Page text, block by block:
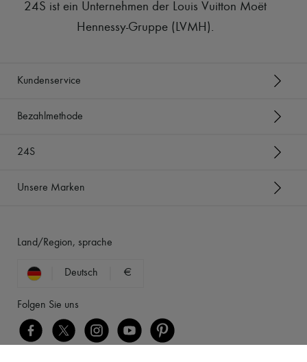
24S ist ein Unternehmen der Louis Vuitton Moët
Hennessy-Gruppe (LVMH).
Kundenservice
Bezahlmethode
24S
Unsere Marken
Land/Region, sprache
Deutsch €
Folgen Sie uns